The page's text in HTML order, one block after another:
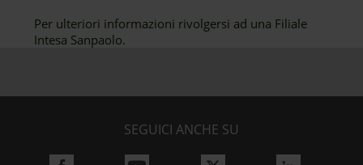
Per ulteriori informazioni rivolgersi ad una Filiale
Intesa Sanpaolo.
SEGUICI ANCHE SU